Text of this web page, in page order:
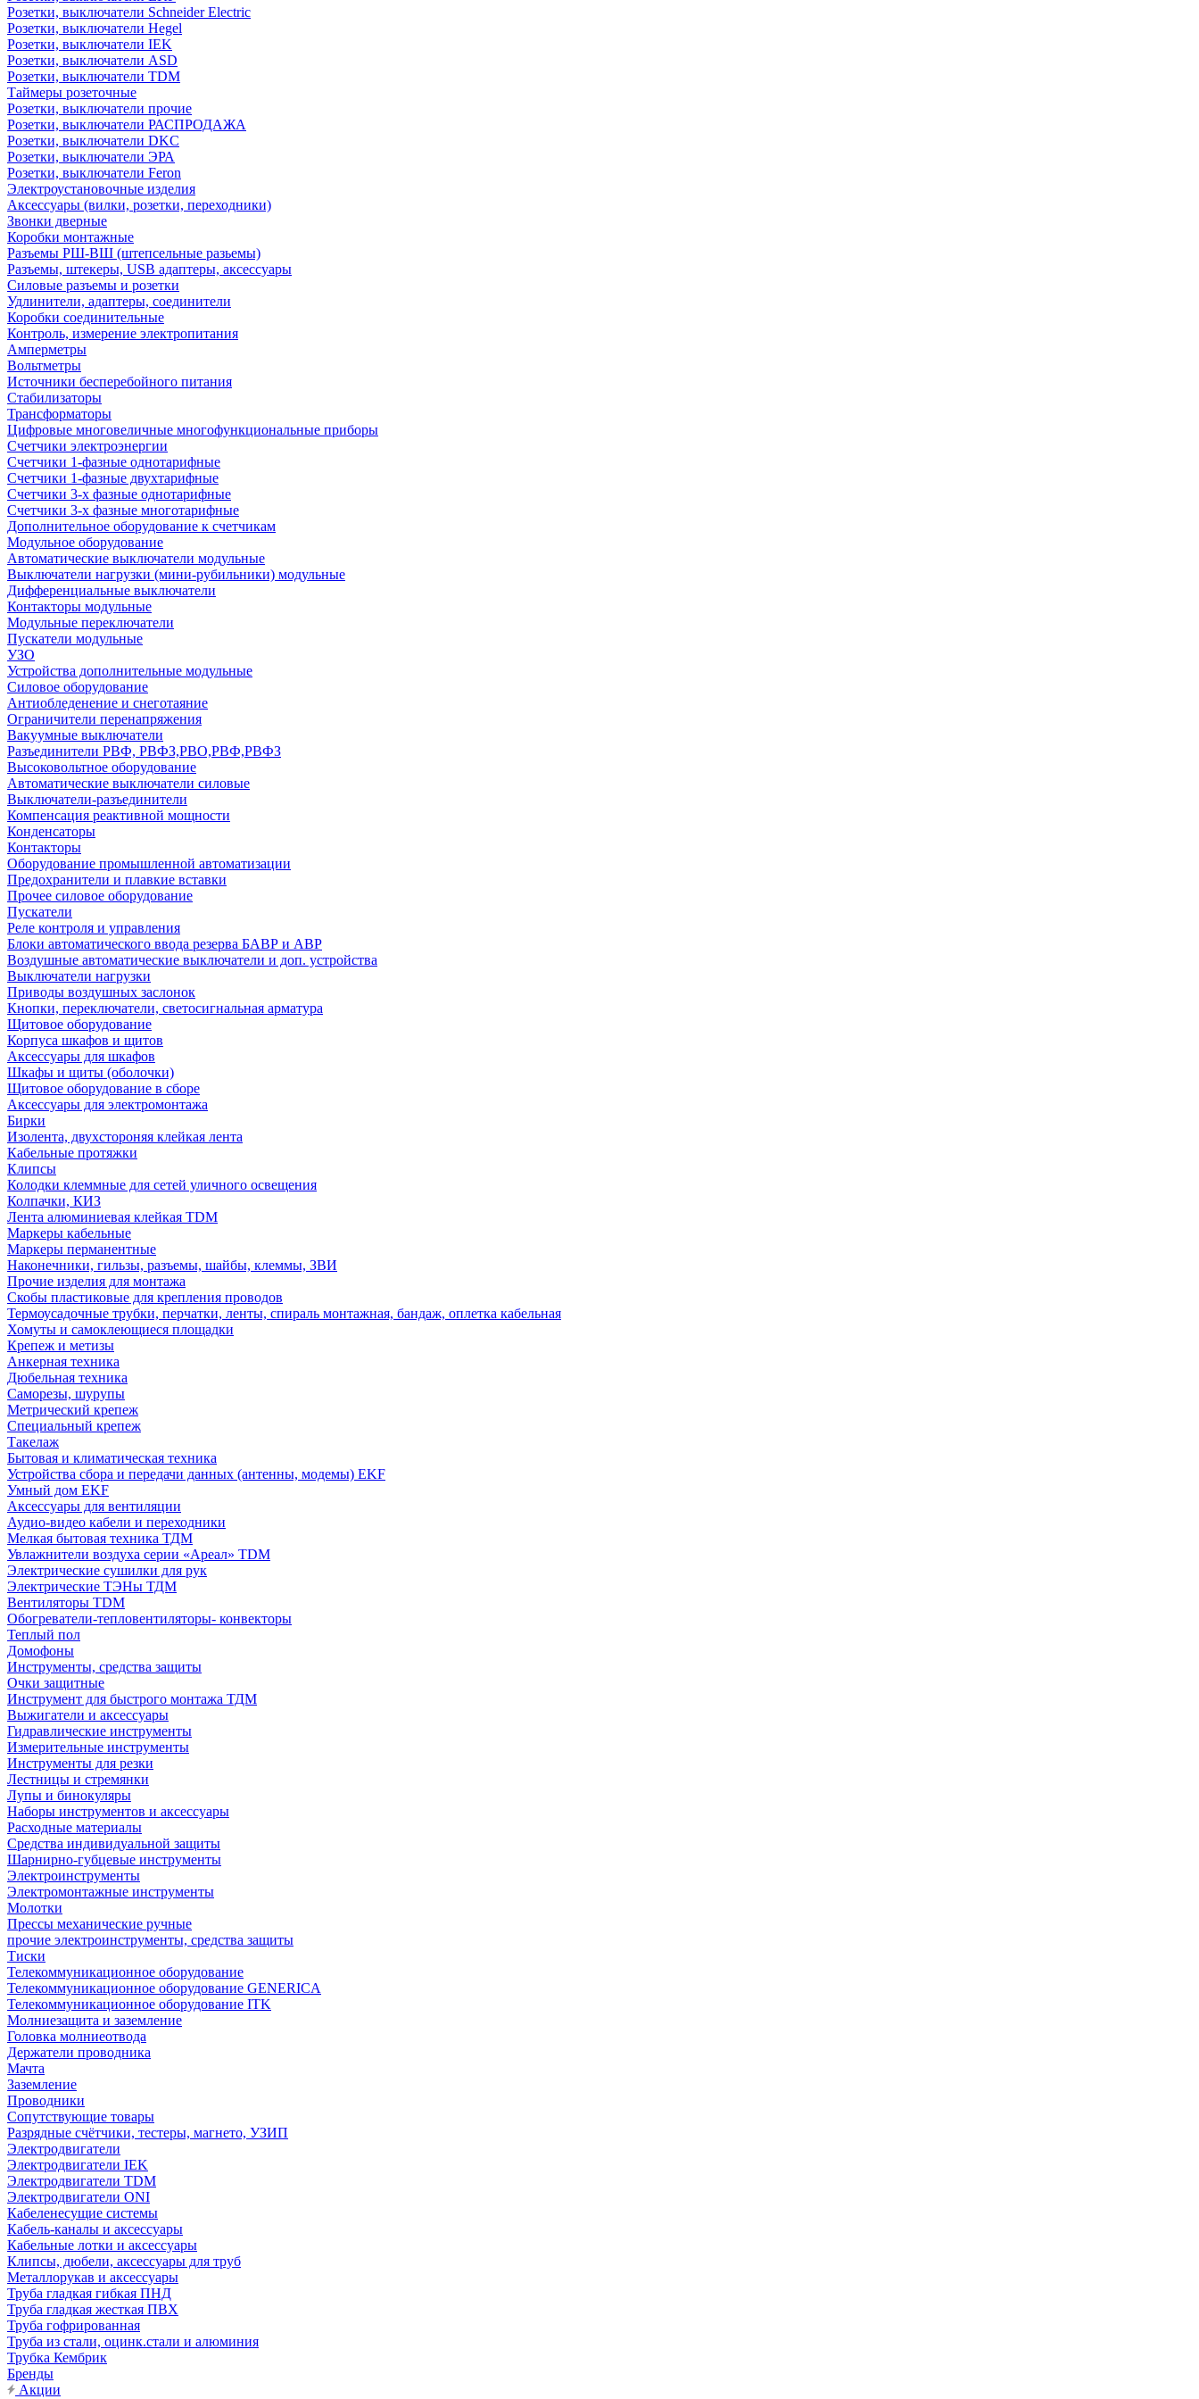
Розетки, выключатели Schneider Electric
Розетки, выключатели Hegel
Розетки, выключатели IEK
Розетки, выключатели ASD
Розетки, выключатели TDM
Таймеры розеточные
Розетки, выключатели прочие
Розетки, выключатели РАСПРОДАЖА
Розетки, выключатели DKC
Розетки, выключатели ЭРА
Розетки, выключатели Feron
Электроустановочные изделия
Аксессуары (вилки, розетки, переходники)
Звонки дверные
Коробки монтажные
Разъемы РШ-ВШ (штепсельные разьемы)
Разъемы, штекеры, USB адаптеры, аксессуары
Силовые разъемы и розетки
Удлинители, адаптеры, соединители
Коробки соединительные
Контроль, измерение электропитания
Амперметры
Вольтметры
Источники бесперебойного питания
Стабилизаторы
Трансформаторы
Цифровые многовеличные многофункциональные приборы
Счетчики электроэнергии
Счетчики 1-фазные однотарифные
Счетчики 1-фазные двухтарифные
Счетчики 3-х фазные однотарифные
Счетчики 3-х фазные многотарифные
Дополнительное оборудование к счетчикам
Модульное оборудование
Автоматические выключатели модульные
Выключатели нагрузки (мини-рубильники) модульные
Дифференциальные выключатели
Контакторы модульные
Модульные переключатели
Пускатели модульные
УЗО
Устройства дополнительные модульные
Силовое оборудование
Антиобледенение и снеготаяние
Ограничители перенапряжения
Вакуумные выключатели
Разъединители РВФ, РВФЗ,РВО,РВФ,РВФЗ
Высоковольтное оборудование
Автоматические выключатели cиловые
Выключатели-разъединители
Компенсация реактивной мощности
Конденсаторы
Контакторы
Оборудование промышленной автоматизации
Предохранители и плавкие вставки
Прочее силовое оборудование
Пускатели
Реле контроля и управления
Блоки автоматического ввода резерва БАВР и АВР
Воздушные автоматические выключатели и доп. устройства
Выключатели нагрузки
Приводы воздушных заслонок
Кнопки, переключатели, светосигнальная арматура
Щитовое оборудование
Корпуса шкафов и щитов
Аксессуары для шкафов
Шкафы и щиты (оболочки)
Щитовое оборудование в сборе
Аксессуары для электромонтажа
Бирки
Изолента, двухстороняя клейкая лента
Кабельные протяжки
Клипсы
Колодки клеммные для сетей уличного освещения
Колпачки, КИЗ
Лента алюминиевая клейкая TDM
Маркеры кабельные
Маркеры перманентные
Наконечники, гильзы, разъемы, шайбы, клеммы, ЗВИ
Прочие изделия для монтажа
Скобы пластиковые для крепления проводов
Термоусадочные трубки, перчатки, ленты, спираль монтажная, бандаж, оплетка кабельная
Хомуты и самоклеющиеся площадки
Крепеж и метизы
Анкерная техника
Дюбельная техника
Саморезы, шурупы
Метрический крепеж
Специальный крепеж
Такелаж
Бытовая и климатическая техника
Устройства сбора и передачи данных (антенны, модемы) EKF
Умный дом EKF
Аксессуары для вентиляции
Аудио-видео кабели и переходники
Мелкая бытовая техника ТДМ
Увлажнители воздуха серии «Ареал» TDM
Электрические сушилки для рук
Электрические ТЭНы ТДМ
Вентиляторы TDM
Обогреватели-тепловентиляторы- конвекторы
Теплый пол
Домофоны
Инструменты, средства защиты
Очки защитные
Инструмент для быстрого монтажа ТДМ
Выжигатели и аксессуары
Гидравлические инструменты
Измерительные инструменты
Инструменты для резки
Лестницы и стремянки
Лупы и бинокуляры
Наборы инструментов и аксессуары
Расходные материалы
Средства индивидуальной защиты
Шарнирно-губцевые инструменты
Электроинструменты
Электромонтажные инструменты
Молотки
Прессы механические ручные
прочие электроинструменты, средства защиты
Тиски
Телекоммуникационное оборудование
Телекоммуникационное оборудование GENERICA
Телекоммуникационное оборудование ITK
Молниезащита и заземление
Головка молниеотвода
Держатели проводника
Мачта
Заземление
Проводники
Сопутствующие товары
Разрядные счётчики, тестеры, магнето, УЗИП
Электродвигатели
Электродвигатели IEK
Электродвигатели TDM
Электродвигатели ONI
Кабеленесущие системы
Кабель-каналы и аксессуары
Кабельные лотки и аксессуары
Клипсы, дюбели, аксессуары для труб
Металлорукав и аксессуары
Труба гладкая гибкая ПНД
Труба гладкая жесткая ПВХ
Труба гофрированная
Труба из стали, оцинк.стали и алюминия
Трубка Кембрик
Бренды
Акции